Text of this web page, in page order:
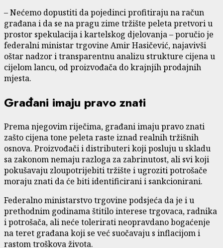
– Nećemo dopustiti da pojedinci profitiraju na račun
građana i da se na pragu zime tržište peleta pretvori u
prostor spekulacija i kartelskog djelovanja – poručio je
federalni ministar trgovine Amir Hasičević, najavivši
oštar nadzor i transparentnu analizu strukture cijena u
cijelom lancu, od proizvođača do krajnjih prodajnih
mjesta.
Građani imaju pravo znati
Prema njegovim riječima, građani imaju pravo znati
zašto cijena tone peleta raste iznad realnih tržišnih
osnova. Proizvođači i distributeri koji posluju u skladu
sa zakonom nemaju razloga za zabrinutost, ali svi koji
pokušavaju zloupotrijebiti tržište i ugroziti potrošače
moraju znati da će biti identificirani i sankcionirani.
Federalno ministarstvo trgovine podsjeća da je i u
prethodnim godinama štitilo interese trgovaca, radnika
i potrošača, ali neće tolerirati neopravdano bogaćenje
na teret građana koji se već suočavaju s inflacijom i
rastom troškova života.